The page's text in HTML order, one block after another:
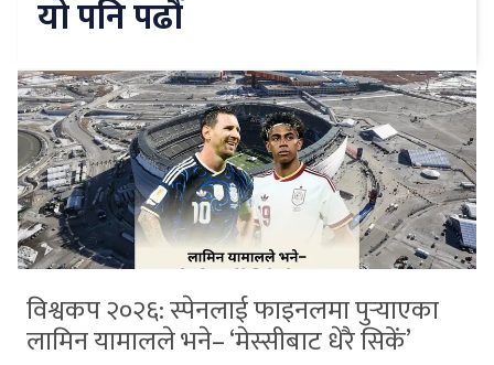
यो पनि पढौँ
विश्वकप २०२६: स्पेनलाई फाइनलमा पुर्‍याएका
लामिन यामालले भने– ‘मेस्सीबाट धेरै सिकें’